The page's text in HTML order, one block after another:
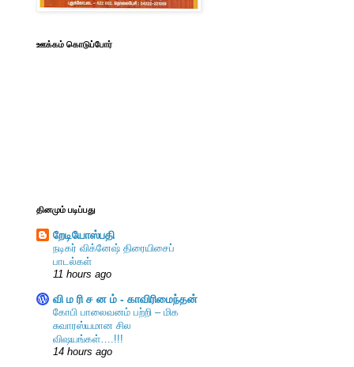
ஊக்கம் கொடுப்போர்
தினமும் படிப்பது
றேடியோஸ்பதி
நடிகர் விக்னேஷ் திரையிசைப்
பாடல்கள்
11 hours ago
வி ம ரி ச ன ம் - காவிரிமைந்தன்
கோபி பாலைவனம் பற்றி – மிக
சுவாரஸ்யமான சில
விஷயங்கள்….!!!
14 hours ago